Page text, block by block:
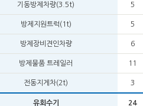
기동방제차량(3.5t) 5
방제지원트럭(1t) 5
방제장비견인차량 6
방제물품 트레일러 11
전동지게차(2t) 3
유회수기 24